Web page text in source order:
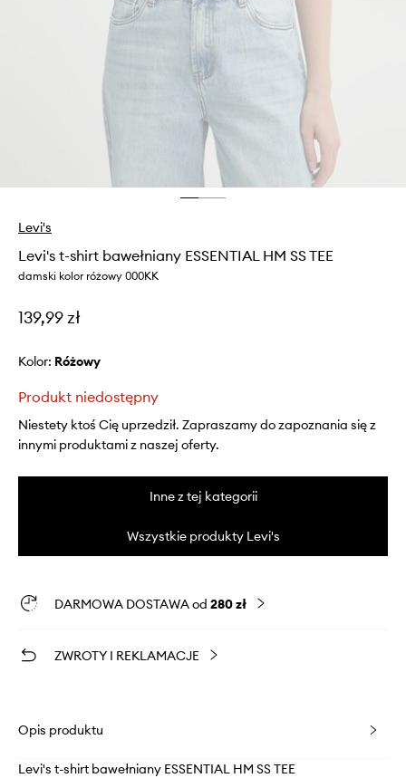
Levi's
Levi's t-shirt bawełniany ESSENTIAL HM SS TEE
damski kolor różowy 000KK
139,99 zł
Kolor: różowy
Produkt niedostępny
Niestety ktoś Cię uprzedził. Zapraszamy do zapoznania się z
innymi produktami z naszej oferty.
Inne z tej kategorii
Wszystkie produkty Levi's
DARMOWA DOSTAWA od 280 zł
ZWROTY I REKLAMACJE
Opis produktu
Levi's t-shirt bawełniany ESSENTIAL HM SS TEE